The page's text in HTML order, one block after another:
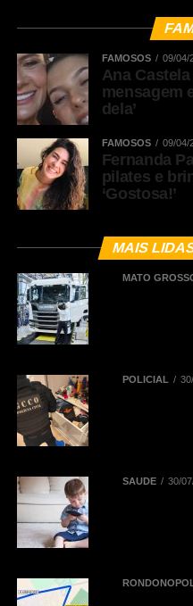
FAMOSOS 09/04/
Ana
mensagem
dela’
FAMOSOS 09/04/
Fernanda
pilates e
‘Gostosa!’
MAIS
MATO
POLICIAL
SAÚDE 30/